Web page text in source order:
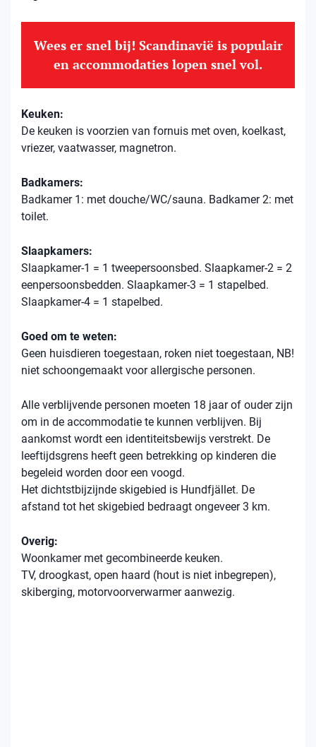
Wees er snel bij! Scandinavië is populair
en accommodaties lopen snel vol.
Keuken:
De keuken is voorzien van fornuis met oven, koelkast,
vriezer, vaatwasser, magnetron.
Badkamers:
Badkamer 1: met douche/WC/sauna. Badkamer 2: met
toilet.
Slaapkamers:
Slaapkamer-1 = 1 tweepersoonsbed. Slaapkamer-2 = 2
eenpersoonsbedden. Slaapkamer-3 = 1 stapelbed.
Slaapkamer-4 = 1 stapelbed.
Goed om te weten:
Geen huisdieren toegestaan, roken niet toegestaan, NB!
niet schoongemaakt voor allergische personen.
Alle verblijvende personen moeten 18 jaar of ouder zijn
om in de accommodatie te kunnen verblijven. Bij
aankomst wordt een identiteitsbewijs verstrekt. De
leeftijdsgrens heeft geen betrekking op kinderen die
begeleid worden door een voogd.
Het dichtstbijzijnde skigebied is Hundfjället. De
afstand tot het skigebied bedraagt ​​ongeveer 3 km.
Overig:
Woonkamer met gecombineerde keuken.
TV, droogkast, open haard (hout is niet inbegrepen),
skiberging, motorvoorverwarmer aanwezig.